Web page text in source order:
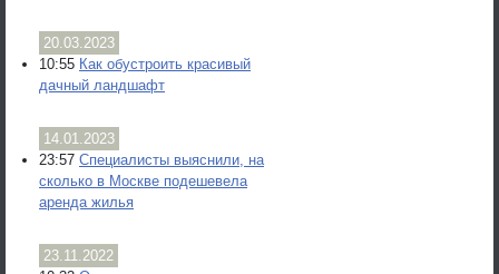
20.03.2023
10:55 Как обустроить красивый
дачный ландшафт
14.01.2023
23:57 Специалисты выяснили, на
сколько в Москве подешевела
аренда жилья
23.11.2022